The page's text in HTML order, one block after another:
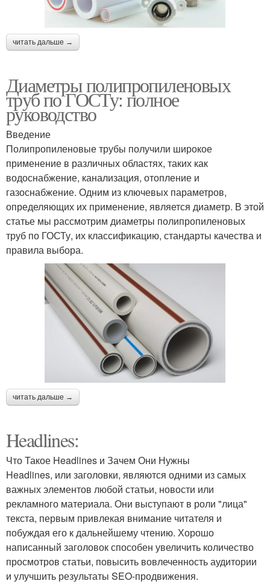
читать дальше →
Диаметры полипропиленовых
труб по ГОСТу: полное
руководство
Введение
Полипропиленовые трубы получили широкое
применение в различных областях, таких как
водоснабжение, канализация, отопление и
газоснабжение. Одним из ключевых параметров,
определяющих их применение, является диаметр. В этой
статье мы рассмотрим диаметры полипропиленовых
труб по ГОСТу, их классификацию, стандарты качества и
правила выбора.
читать дальше →
Headlines:
Что Такое Headlines и Зачем Они Нужны
Headlines, или заголовки, являются одними из самых
важных элементов любой статьи, новости или
рекламного материала. Они выступают в роли "лица"
текста, первым привлекая внимание читателя и
побуждая его к дальнейшему чтению. Хорошо
написанный заголовок способен увеличить количество
просмотров статьи, повысить вовлеченность аудитории
и улучшить результаты SEO-продвижения.